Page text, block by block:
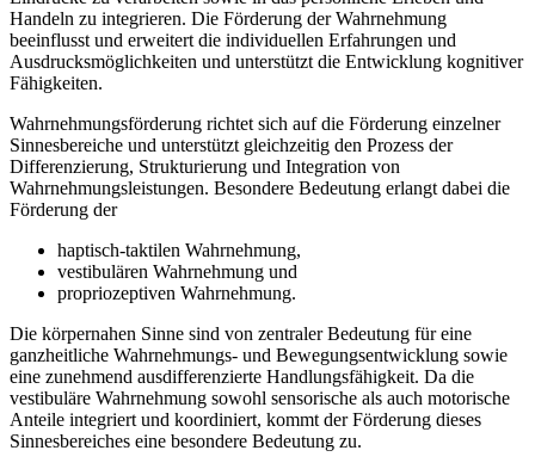
Handeln zu integrieren. Die Förderung der Wahrnehmung
beeinflusst und erweitert die individuellen Erfahrungen und
Ausdrucksmöglichkeiten und unterstützt die Entwicklung kognitiver
Fähigkeiten.
Wahrnehmungsförderung richtet sich auf die Förderung einzelner
Sinnesbereiche und unterstützt gleichzeitig den Prozess der
Differenzierung, Strukturierung und Integration von
Wahrnehmungsleistungen. Besondere Bedeutung erlangt dabei die
Förderung der
haptisch-taktilen Wahrnehmung,
vestibulären Wahrnehmung und
propriozeptiven Wahrnehmung.
Die körpernahen Sinne sind von zentraler Bedeutung für eine
ganzheitliche Wahrnehmungs- und Bewegungsentwicklung sowie
eine zunehmend ausdifferenzierte Handlungsfähigkeit. Da die
vestibuläre Wahrnehmung sowohl sensorische als auch motorische
Anteile integriert und koordiniert, kommt der Förderung dieses
Sinnesbereiches eine besondere Bedeutung zu.